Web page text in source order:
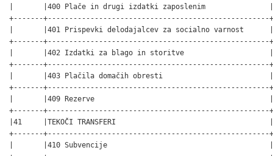
|       |400 Plače in drugi izdatki zaposlenim
+-------+----------------------------------------------------
|       |401 Prispevki delodajalcev za socialno varnost
+-------+----------------------------------------------------
|       |402 Izdatki za blago in storitve
+-------+----------------------------------------------------
|       |403 Plačila domačih obresti
+-------+----------------------------------------------------
|       |409 Rezerve                                         |
+-------+----------------------------------------------------
|41     |TEKOČI TRANSFERI
+-------+----------------------------------------------------
|       |410 Subvencije